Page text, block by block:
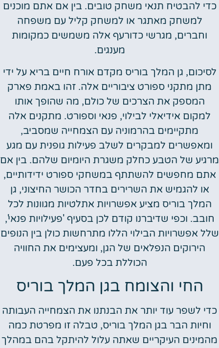
כדי להבטיח תנאי משחק טובים. בין אם אתם מוכנים
למשחק מאתגר או למשחק קליל עם משפחה
וחברים, מגרשי כדורעף אלה משמשים כמקומות
מענגים.
לסיכום, גן המלך בוריס מקדם אורח חיים בריא על ידי
מתן מתקני ספורט ציבוריים אלה. זהו באמת פארק
המספק את הצרכים של כולם, מה שהופך אותו
למקום אידיאלי לבילוי, פנאי וספורט. מתקנים אלה
מתקיימים בהרמוניה עם הצמחייה שמסביב,
ומאפשרים למבקרים לשלב פעילות גופנית עם מגע
מרגיע של הטבע כחלק משגרת היומיום שלהם. בין אם
אתם מחפשים להשתתף במשחקי ספורט ידידותיים,
או להגמיש את השרירים בחדר הכושר החיצוני, גן
המלך בוריס מציע אפשרויות אתלטיות מגוונות לכל
חובב. וכפי שדיברנו קודם לכן בסעיף 'פעילויות פנאי',
שלל אפשרויות הבילוי הללו מתרחשות כולן בין הנופים
הירוקים הנפלאים של הגן, ומעצימים את החוויה
הכוללת בכל פעם.
החי והצומח בגן המלך בוריס
כדי לשפר עוד יותר את הבנתנו את הצמחייה העבותה
וחיות הבר בגן המלך בוריס, טבלה זו מפרטת כמה
מהמינים העיקריים שאתה עלול להיתקל בהם במהלך